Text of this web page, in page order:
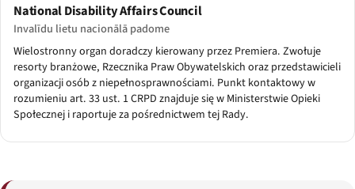
National Disability Affairs Council
Invalīdu lietu nacionālā padome
Wielostronny organ doradczy kierowany przez Premiera. Zwołuje
resorty branżowe, Rzecznika Praw Obywatelskich oraz przedstawicieli
organizacji osób z niepełnosprawnościami. Punkt kontaktowy w
rozumieniu art. 33 ust. 1 CRPD znajduje się w Ministerstwie Opieki
Społecznej i raportuje za pośrednictwem tej Rady.